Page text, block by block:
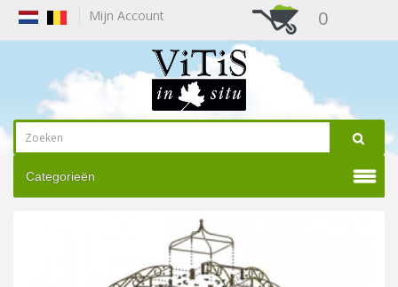
Mijn Account 0
Categorieën